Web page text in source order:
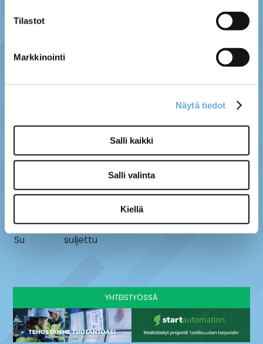
Tilastot
Markkinointi
Näytä tiedot
Salli kaikki
Salli valinta
Kiellä
MYYMÄLÄ
Kauhajoki
AUKIOLOAJAT
La
9-13
Su
suljettu
SÄHKÖ-MÄNTYLÄ OY
info@sahko-mantyla.fi
06 231 4930
YHTEISTYÖSSÄ